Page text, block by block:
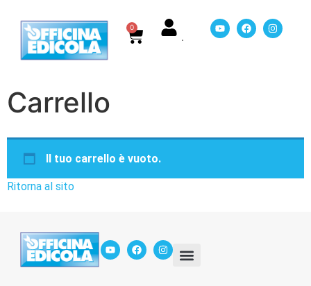
0
Carrello
Il tuo carrello è vuoto.
Ritorna al sito